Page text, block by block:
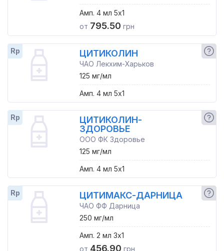
Амп. 4 мл 5x1
от 795.50 грн
Rp ЦИТИКОЛИН
ЧАО Лекхим-Харьков
125 мг/мл
Амп. 4 мл 5x1
Rp
ЦИТИКОЛИН-
ЗДОРОВЬЕ
ООО ФК Здоровье
125 мг/мл
Амп. 4 мл 5x1
Rp ЦИТИМАКС-ДАРНИЦА
ЧАО ФФ Дарница
250 мг/мл
Амп. 2 мл 3x1
от 456.90 грн